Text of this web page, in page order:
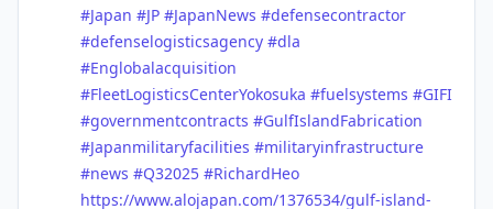
#Japan #JP #JapanNews #defensecontractor
#defenselogisticsagency #dla
#Englobalacquisition
#FleetLogisticsCenterYokosuka #fuelsystems #GIFI
#governmentcontracts #GulfIslandFabrication
#Japanmilitaryfacilities #militaryinfrastructure
#news #Q32025 #RichardHeo
https://www.alojapan.com/1376534/gulf-island-